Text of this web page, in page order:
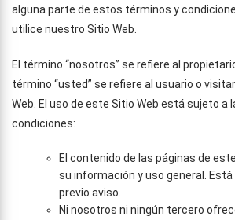
alguna parte de estos términos y
utilice nuestro Sitio Web.
El término “nosotros” se refiere al
término “usted” se refiere al usuario o
Web. El uso de este Sitio Web está sujeto a
condiciones:
El contenido de las páginas de
su información y uso general.
previo aviso.
Ni nosotros ni ningún tercero